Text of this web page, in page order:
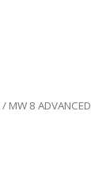
/ MW 8 ADVANCED